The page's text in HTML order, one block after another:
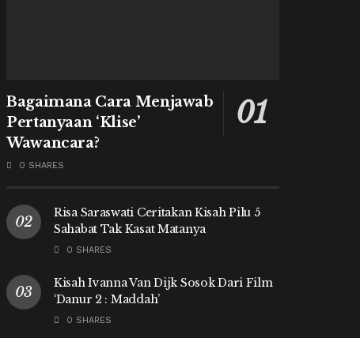
Bagaimana Cara Menjawab
Pertanyaan ‘Klise’
Wawancara?
0 SHARES
Risa Saraswati Ceritakan Kisah Pilu 5
Sahabat Tak Kasat Matanya
0 SHARES
Kisah Ivanna Van Dijk Sosok Dari Film
‘Danur 2 : Maddah’
0 SHARES